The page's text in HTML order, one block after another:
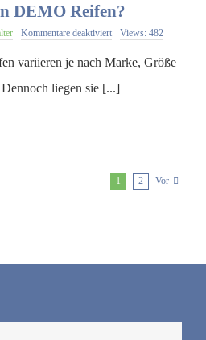
DEMO Reifen?
Kommentare deaktiviertfür
kosten
DEMO
Views: 482
variieren je nach Marke, Größe
liegen sie [...]
1 2 Vor